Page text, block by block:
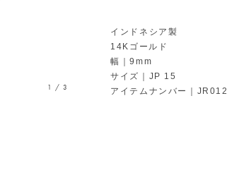
1 /3
インドネシア製
14Kゴールド
幅｜9mm
サイズ｜JP 15
アイテムナンバー｜JR012